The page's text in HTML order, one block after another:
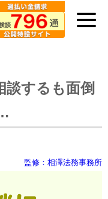
談するも面倒
監修：相澤法務事務所